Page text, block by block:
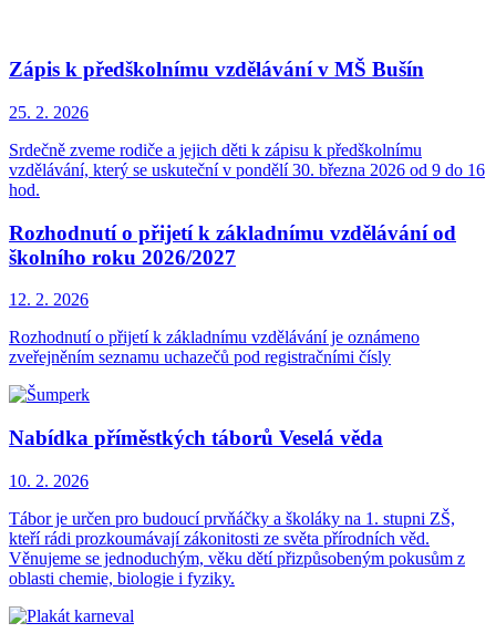
Zápis k předškolnímu vzdělávání v MŠ Bušín
25. 2. 2026
Srdečně zveme rodiče a jejich děti k zápisu k předškolnímu
vzdělávání, který se uskuteční v pondělí 30. března 2026 od 9 do 16
hod.
Rozhodnutí o přijetí k základnímu vzdělávání od
školního roku 2026/2027
12. 2. 2026
Rozhodnutí o přijetí k základnímu vzdělávání je oznámeno
zveřejněním seznamu uchazečů pod registračními čísly
Nabídka příměstkých táborů Veselá věda
10. 2. 2026
Tábor je určen pro budoucí prvňáčky a školáky na 1. stupni ZŠ,
kteří rádi prozkoumávají zákonitosti ze světa přírodních věd.
Věnujeme se jednoduchým, věku dětí přizpůsobeným pokusům z
oblasti chemie, biologie i fyziky.